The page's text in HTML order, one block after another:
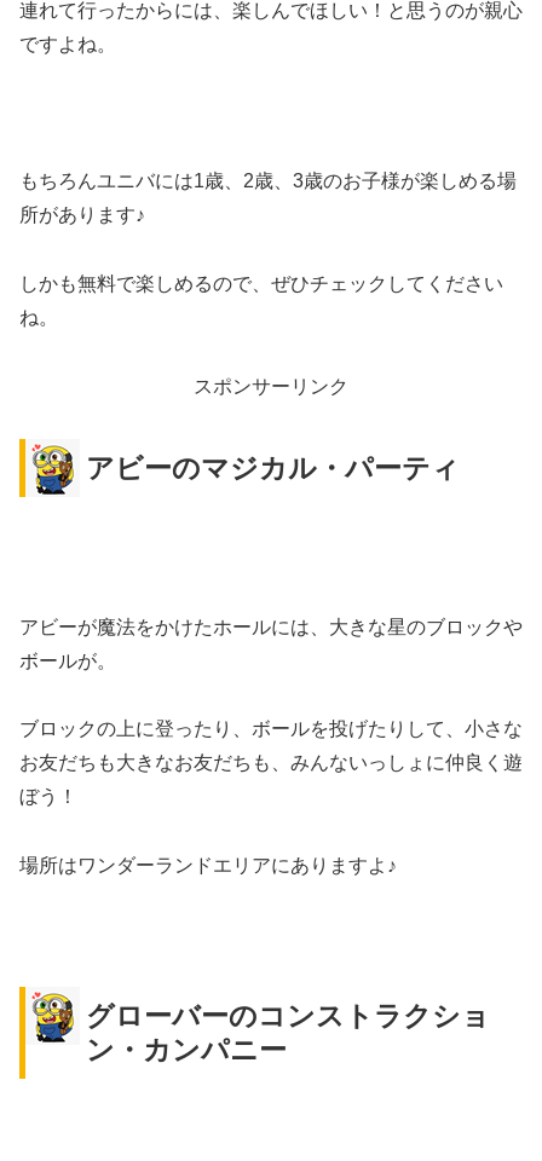
連れて行ったからには、楽しんでほしい！と思うのが親心
ですよね。
もちろんユニバには1歳、2歳、3歳のお子様が楽しめる場
所があります♪
しかも無料で楽しめるので、ぜひチェックしてください
ね。
スポンサーリンク
アビーのマジカル・パーティ
アビーが魔法をかけたホールには、大きな星のブロックや
ボールが。
ブロックの上に登ったり、ボールを投げたりして、小さな
お友だちも大きなお友だちも、みんないっしょに仲良く遊
ぼう！
場所はワンダーランドエリアにありますよ♪
グローバーのコンストラクショ
ン・カンパニー